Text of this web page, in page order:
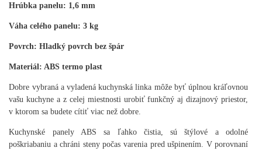
Hrúbka panelu: 1,6 mm
Váha celého panelu: 3 kg
Povrch: Hladký povrch bez špár
Materiál: ABS termo plast
Dobre vybraná a vyladená kuchynská linka môže byť úplnou kráľovnou
vašu kuchyne a z celej miestnosti urobiť funkčný aj dizajnový priestor,
v ktorom sa budete cítiť viac než dobre
Kuchynské panely ABSsa ľahko čistia,
sú štýlové a odolné
poškriabaniu a chráni steny počas varenia pred ušpinením
V porovnaní